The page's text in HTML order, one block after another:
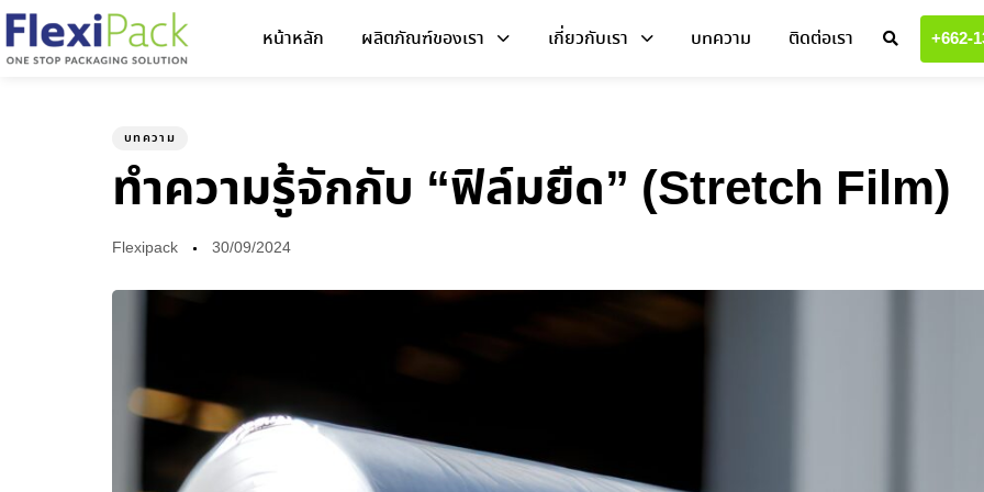
หน้าหลัก ผลิตภัณฑ์ของเรา เกี่ยวกับเรา บทความ ติดต่อเรา +662-
บทความ
ทำความรู้จักกับ “ฟิล์มยืด” (Stretch Film)
Flexipack 30/09/2024